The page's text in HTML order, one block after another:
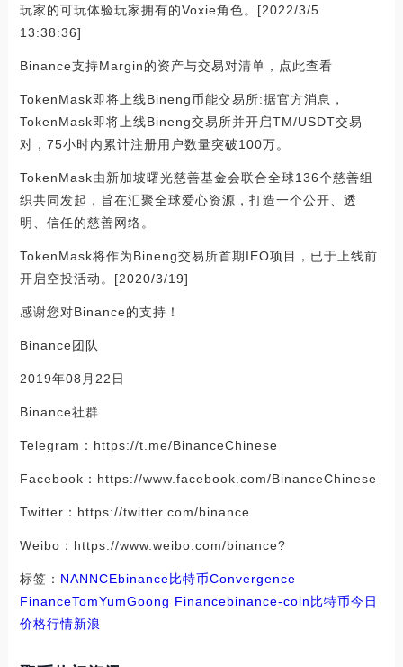
玩家的可玩体验玩家拥有的Voxie角色。[2022/3/5
13:38:36]
Binance支持Margin的资产与交易对清单，点此查看
TokenMask即将上线Bineng币能交易所:据官方消息，
TokenMask即将上线Bineng交易所并开启TM/USDT交易
对，75小时内累计注册用户数量突破100万。
TokenMask由新加坡曙光慈善基金会联合全球136个慈善组
织共同发起，旨在汇聚全球爱心资源，打造一个公开、透
明、信任的慈善网络。
TokenMask将作为Bineng交易所首期IEO项目，已于上线前
开启空投活动。[2020/3/19]
感谢您对Binance的支持！
Binance团队
2019年08月22日
Binance社群
Telegram：https://t.me/BinanceChinese
Facebook：https://www.facebook.com/BinanceChinese
Twitter：https://twitter.com/binance
Weibo：https://www.weibo.com/binance?
标签： NANNCEbinance比特币Convergence
FinanceTomYumGoong Financebinance-coin 比特币今日
价格行情新浪